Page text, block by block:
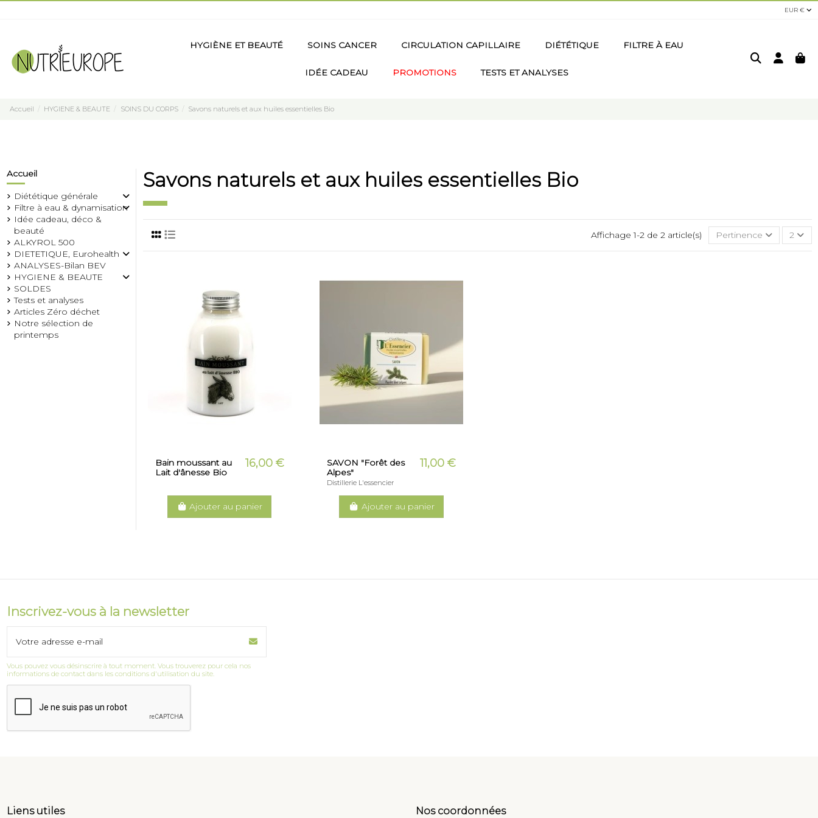
EUR €
HYGIÈNE ET BEAUTÉ SOINS CANCER CIRCULATION CAPILLAIRE DIÉTÉTIQUE FILTRE À EAU
IDÉE CADEAU PROMOTIONS TESTS ET ANALYSES
Accueil HYGIENE & BEAUTE SOINS DU CORPS Savons naturels et aux huiles essentielles Bio
Savons naturels et aux huiles essentielles Bio
Affichage 1-2 de 2 article(s) Pertinence 2
Bain moussant au
Lait d'ânesse Bio
16,00 €
Ajouter au panier
SAVON "Forêt des
Alpes"
Distillerie L'essencier
11,00 €
Ajouter au panier
Accueil
Diététique générale
Filtre à eau & dynamisation
Idée cadeau, déco &
beauté
ALKYROL 500
DIETETIQUE, Eurohealth
ANALYSES-Bilan BEV
HYGIENE & BEAUTE
SOLDES
Tests et analyses
Articles Zéro déchet
Notre sélection de
printemps
Inscrivez-vous à la newsletter
Vous pouvez vous désinscrire à tout moment. Vous trouverez pour cela nos
informations de contact dans les conditions d'utilisation du site.
Liens utiles Nos coordonnées